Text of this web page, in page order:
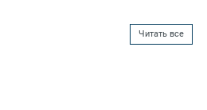
Читать все